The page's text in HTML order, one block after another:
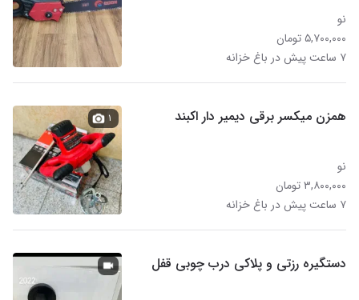
نو
۵,۷۰۰,۰۰۰ تومان
۷ ساعت پیش در باغ خزانه
همزن میکسر برقی دیمیر دار اکبند
نو
۳,۸۰۰,۰۰۰ تومان
۷ ساعت پیش در باغ خزانه
۱
دستگیره رزتی و پلاکی درب چوبی قفل